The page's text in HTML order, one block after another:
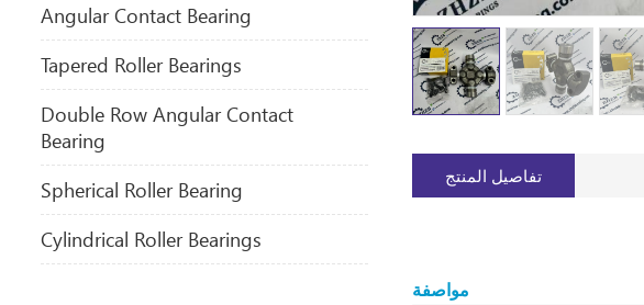
تفاصيل المنتج
مواصفة
Angular Contact Bearing
Tapered Roller Bearings
Double Row Angular Contact
Bearing
Spherical Roller Bearing
Cylindrical Roller Bearings